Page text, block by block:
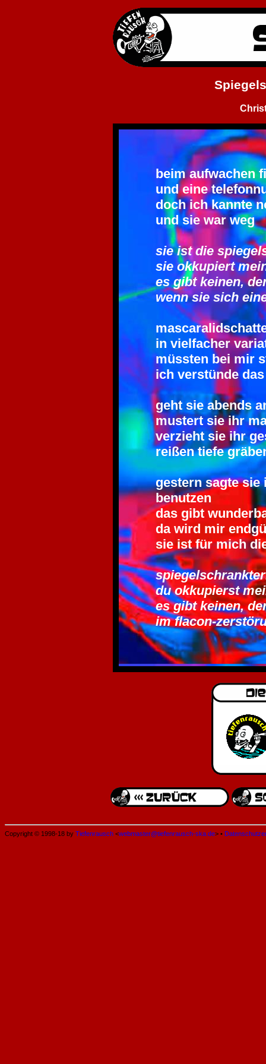
beim aufwachen
und eine
doch ich kannte
und sie war weg
sie ist die
sie okkupiert
es gibt keinen,
wenn sie sich
in vielfacher
müssten bei mir
ich verstünde
geht sie abends
mustert sie ihr
verzieht sie ihr
reißen tiefe
gestern sagte
benutzen
das gibt
da wird mir
sie ist für mich
du okkupierst
es gibt keinen,
im flacon-
Copyright © 1998-18 by Tiefenrausch <webmaster@tiefenrausch-ska.de> •